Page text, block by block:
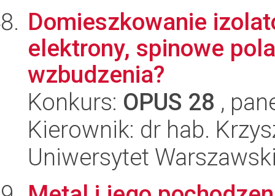
Domieszkowanie
elektrony, spinowe
wzbudzenia?
Konkurs: OPUS 28 ,
Kierownik: dr hab.
Uniwersytet